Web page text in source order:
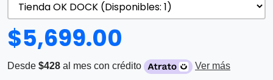
$5,699.00
Desde $428 al mes con crédito Ver más